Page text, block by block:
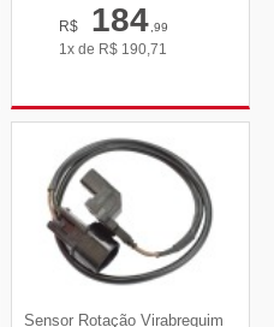
R$ 184,99
1x de R$ 190,71
Sensor Rotação Virabrequim